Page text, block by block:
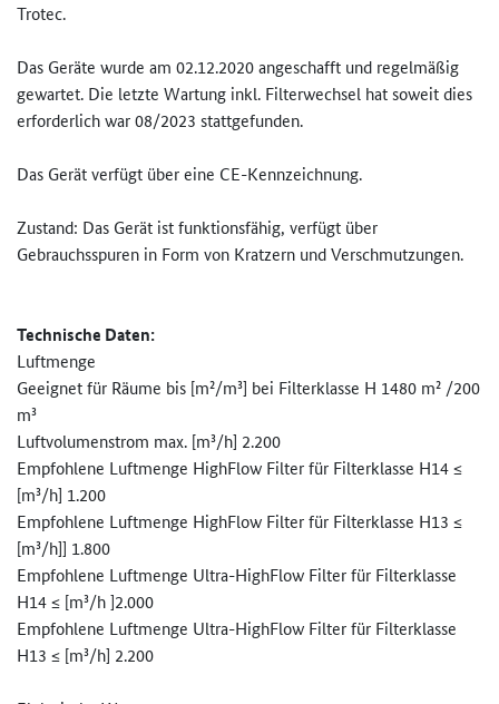
Trotec.
Das Geräte wurde am 02.12.2020 angeschafft und regelmäßig
gewartet. Die letzte Wartung inkl. Filterwechsel hat soweit dies
erforderlich war 08/2023 stattgefunden.
Das Gerät verfügt über eine CE-Kennzeichnung.
Zustand: Das Gerät ist funktionsfähig, verfügt über
Gebrauchsspuren in Form von Kratzern und Verschmutzungen.
Technische Daten:
Luftmenge
Geeignet für Räume bis [m²/m³] bei Filterklasse H 1480 m² /200
m³
Luftvolumenstrom max. [m³/h] 2.200
Empfohlene Luftmenge HighFlow Filter für Filterklasse H14 ≤
[m³/h] 1.200
Empfohlene Luftmenge HighFlow Filter für Filterklasse H13 ≤
[m³/h]] 1.800
Empfohlene Luftmenge Ultra-HighFlow Filter für Filterklasse
H14 ≤ [m³/h ]2.000
Empfohlene Luftmenge Ultra-HighFlow Filter für Filterklasse
H13 ≤ [m³/h] 2.200